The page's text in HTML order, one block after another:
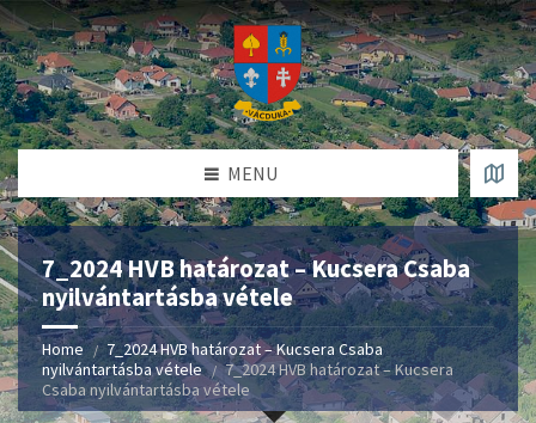
MENU
7_2024 HVB határozat – Kucsera Csaba
nyilvántartásba vétele
Home
7_2024 HVB határozat – Kucsera Csaba
nyilvántartásba vétele
7_2024 HVB határozat – Kucsera
Csaba nyilvántartásba vétele